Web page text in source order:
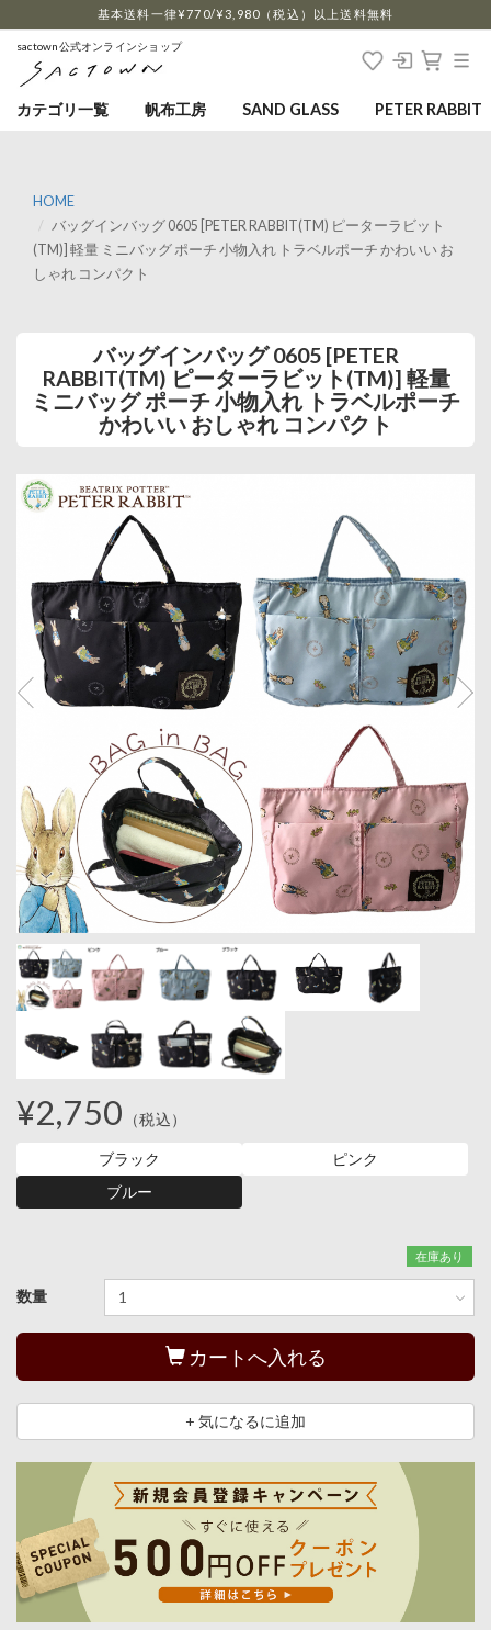
基本送料一律¥770/¥3,980（税込）以上送料無料
sactown公式オンラインショップ
カテゴリ一覧 帆布工房 SAND GLASS PETER RABBIT
HOME
バッグインバッグ 0605 [PETER RABBIT(TM) ピーターラビット
(TM)] 軽量 ミニバッグ ポーチ 小物入れ トラベルポーチ かわいい お
しゃれ コンパクト
バッグインバッグ 0605 [PETER
RABBIT(TM) ピーターラビット(TM)] 軽量
ミニバッグ ポーチ 小物入れ トラベルポーチ
かわいい おしゃれ コンパクト
¥2,750 （税込）
ブラック
ピンク
ブルー
在庫あり
数量
カートへ入れる
+ 気になるに追加